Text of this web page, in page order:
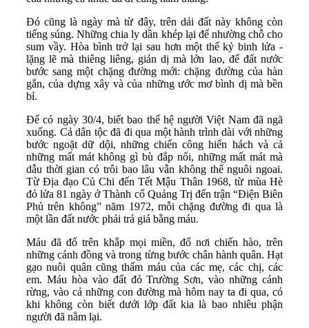
Đó cũng là ngày mà từ đây, trên dải đất này không còn
tiếng súng. Những chia ly dần khép lại để nhường chỗ cho
sum vầy. Hòa bình trở lại sau hơn một thế kỷ binh lửa -
lặng lẽ mà thiêng liêng, giản dị mà lớn lao, để đất nước
bước sang một chặng đường mới: chặng đường của hàn
gắn, của dựng xây và của những ước mơ bình dị mà bền
bỉ.
Để có ngày 30/4, biết bao thế hệ người Việt Namđã ngã
xuống. Cả dân tộc đã đi qua một hành trình dài với những
bước ngoặt dữ dội, những chiến công hiển hách và cả
những mất mát không gì bù đắp nổi, những mất mát mà
dẫu thời gian có trôi bao lâu vẫn không thể nguôi ngoai.
Từ Địa đạo Củ Chi đến Tết Mậu Thân 1968, từ mùa Hè
đỏ lửa 81 ngày ở Thành cổ Quảng Trị đến trận “Điện Biên
Phủ trên không” năm 1972, mỗi chặng đường đi qua là
một lần đất nước phải trả giá bằng máu.
Máu đã đổ trên khắp mọi miền, đổ nơi chiến hào, trên
những cánh đồng và trong từng bước chân hành quân. Hạt
gạo nuôi quân cũng thấm máu của các mẹ, các chị, các
em. Máu hòa vào đất đỏ Trường Sơn, vào những cánh
rừng, vào cả những con đường mà hôm nay ta đi qua, có
khi không còn biết dưới lớp đất kia là bao nhiêu phận
người đã nằm lại.